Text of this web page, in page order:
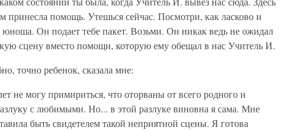
принесла помощь. Утешься сейчас. Посмотри, как ласково и
юноша. Он подает тебе пакет. Возьми. Он никак ведь не ожидал
сцену вместо помощи, которую ему обещал в нас Учитель И.
точно ребенок, сказала мне:
не могу примириться, что оторваны от всего родного и
с любимыми. Но... в этой разлуке виновна я сама. Мне
быть свидетелем такой неприятной сцены. Я готова